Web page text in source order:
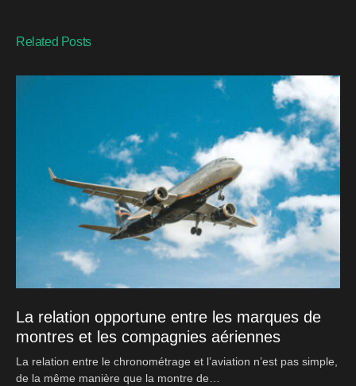
Related Posts
La relation opportune entre les marques de
montres et les compagnies aériennes
La relation entre le chronométrage et l’aviation n’est pas simple,
de la même manière que la montre de…